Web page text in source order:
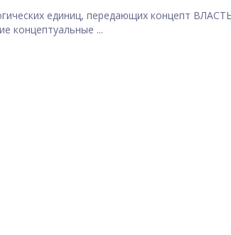
единиц, передающих концепт
концептуальные ...